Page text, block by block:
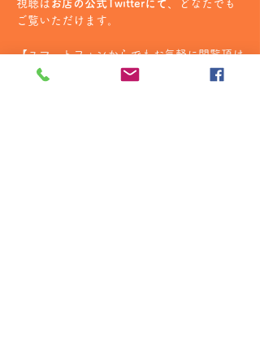
視聴は お店の公式Twitterにて 、どなたでも
ご覧いただけます。
【スマートフォンからでもお気軽に閲覧頂け
ます！】